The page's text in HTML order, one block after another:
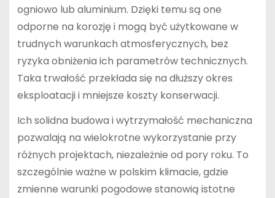
ogniowo lub aluminium. Dzięki temu są one
odporne na korozję i mogą być użytkowane w
trudnych warunkach atmosferycznych, bez
ryzyka obniżenia ich parametrów technicznych.
Taka trwałość przekłada się na dłuższy okres
eksploatacji i mniejsze koszty konserwacji.
Ich solidna budowa i wytrzymałość mechaniczna
pozwalają na wielokrotne wykorzystanie przy
różnych projektach, niezależnie od pory roku. To
szczególnie ważne w polskim klimacie, gdzie
zmienne warunki pogodowe stanowią istotne